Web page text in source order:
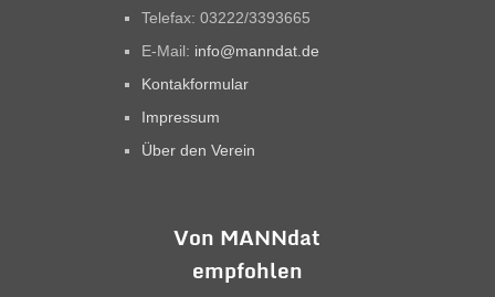
Telefax: 03222/3393665
E-Mail: info@manndat.de
Kontakformular
Impressum
Über den Verein
Von MANNdat
empfohlen